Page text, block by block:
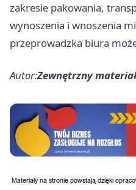
zakresie pakowania,
wynoszenia i wnoszenia
przeprowadzka biura
Autor:Zewnętrzny